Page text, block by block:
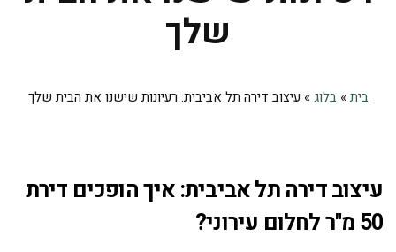
שלך
בית»בלוג» עיצוב דירה תל אביבית: רעיונות שישנו את הבית שלך
עיצוב דירה תל אביבית: איך הופכים דירת
50 מ"ר לחלום עירוני?